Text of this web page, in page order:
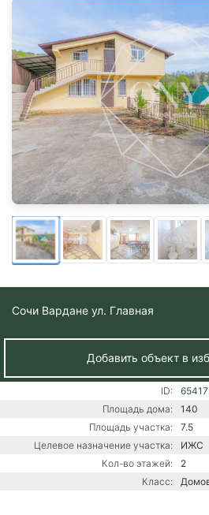
Сочи Вардане ул. Главная
Добавить объект в
ID:
Площадь дома:
140
Площадь участка:
7.5
Целевое назначение участка:
ИЖС
Кол-во этажей:
2
Класс: